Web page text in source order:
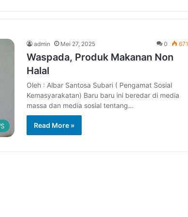
admin Mei 27, 2025 0 671
Waspada, Produk Makanan Non
Halal
Oleh : Albar Santosa Subari ( Pengamat Sosial
Kemasyarakatan) Baru baru ini beredar di media
massa dan media sosial tentang…
Read More »